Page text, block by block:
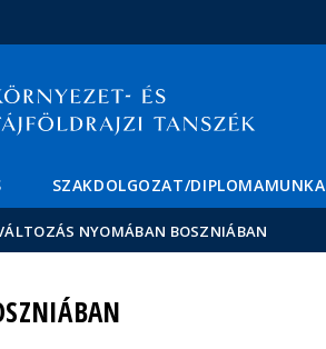
SZAKDOLGOZAT/DIPLOMAMUNKA
NYOMÁBAN BOSZNIÁBAN